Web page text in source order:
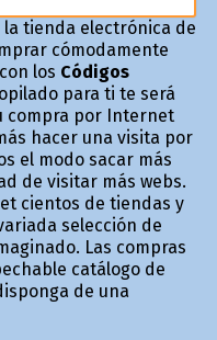
tienda electrónica de
cómodamente
los Códigos
para ti te será
compra por Internet
hacer una visita por
el modo sacar más
de visitar más webs.
cientos de tiendas y
selección de
Las compras
catálogo de
de una